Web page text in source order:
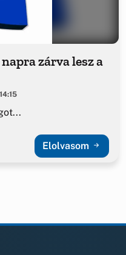
zárva lesz a
Elolvasom